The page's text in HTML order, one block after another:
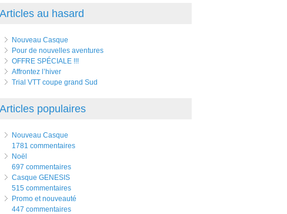
Articles au hasard
Nouveau Casque
Pour de nouvelles aventures
OFFRE SPÉCIALE !!!
Affrontez l’hiver
Trial VTT coupe grand Sud
Articles populaires
Nouveau Casque
1781 commentaires
Noël
697 commentaires
Casque GENESIS
515 commentaires
Promo et nouveauté
447 commentaires